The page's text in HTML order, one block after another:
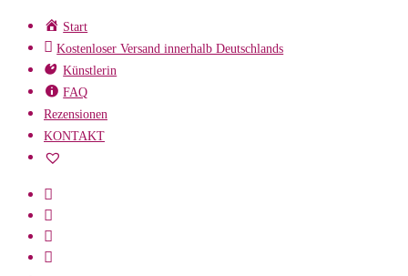
Zum
Inhalt
springen
Start
Kostenloser Versand innerhalb Deutschlands
Künstlerin
FAQ
Rezensionen
KONTAKT